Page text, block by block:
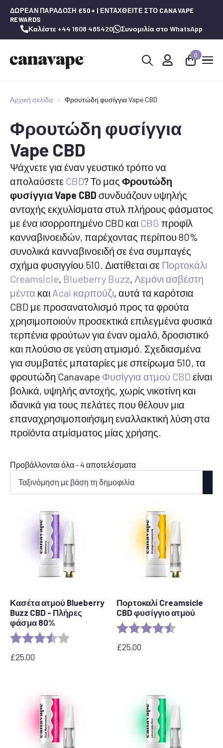
ΔΩΡΕΆΝ ΠΑΡΆΔΟΣΗ £50+ | ΕΝΤΑΧΘΕΊΤΕ ΣΤΟ CANAVAPE
REWARDS
Καλέστε +44 1608 485420 Συνομιλία στο WhatsApp
0
Αρχική σελίδα Φρουτώδη φυσίγγια Vape CBD
Φρουτώδη φυσίγγια
Vape CBD
Ψάχνετε για έναν γευστικό τρόπο να
απολαύσετε CBD? Το μας Φρουτώδη
φυσίγγια Vape CBD συνδυάζουν υψηλής
αντοχής εκχυλίσματα στυλ πλήρους φάσματος
με ένα ισορροπημένο CBD και CBG προφίλ
κανναβινοειδών, παρέχοντας περίπου 80%
συνολικά κανναβινοειδή σε ένα συμπαγές
σχήμα φυσιγγίου 510. Διατίθεται σε Πορτοκάλι
Creamsicle, Blueberry Buzz, Λεμόνι ασβέστη
μέντα και Acai καρπούζι, αυτά τα καρότσια
CBD με προσανατολισμό προς τα φρούτα
χρησιμοποιούν προσεκτικά επιλεγμένα φυσικά
τερπένια φρούτων για έναν ομαλό, δροσιστικό
και πλούσιο σε γεύση ατμισμό. Σχεδιασμένα
για συμβατές μπαταρίες με σπείρωμα 510, τα
φρουτώδη Canavape Φυσίγγια ατμού CBD είναι
βολικά, υψηλής αντοχής, χωρίς νικοτίνη και
ιδανικά για τους πελάτες που θέλουν μια
επαναχρησιμοποιήσιμη εναλλακτική λύση στα
προϊόντα ατμίσματος μίας χρήσης.
Προβάλλονται όλα - 4 αποτελέσματαΤαξινόμηση
Κασέτα ατμού Blueberry
Buzz CBD - Πλήρες
φάσμα 80%
Αξιολόγηση: 3.6 out of 5 stars
£25.00
Πορτοκαλί Creamsicle
CBD φυσίγγιο ατμού
Αξιολόγηση:
£25.00